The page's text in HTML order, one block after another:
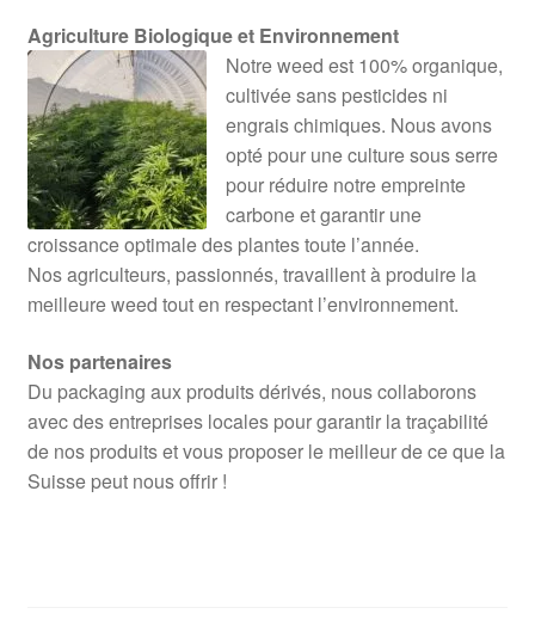
Agriculture Biologique et Environnement
Notre weed est 100% organique,
cultivée sans pesticides ni
engrais chimiques. Nous avons
opté pour une culture sous serre
pour réduire notre empreinte
carbone et garantir une
croissance optimale des plantes toute l’année.
Nos agriculteurs, passionnés, travaillent à produire la
meilleure weed tout en respectant l’environnement.
Nos partenaires
Du packaging aux produits dérivés, nous collaborons
avec des entreprises locales pour garantir la traçabilité
de nos produits et vous proposer le meilleur de ce que la
Suisse peut nous offrir !